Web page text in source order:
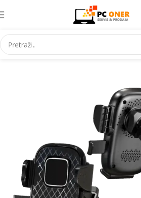
Početna Elektronika Mobiteli Dodaci